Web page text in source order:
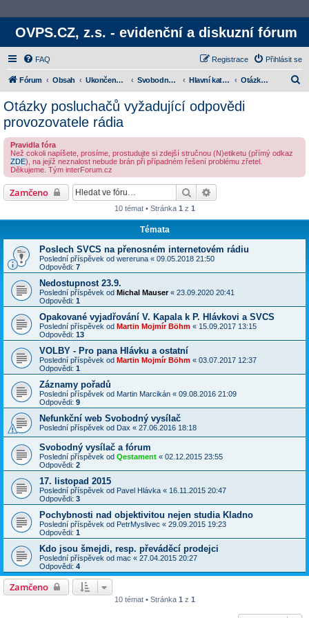
OVPS.CZ, z.s. - evidenční a diskuzní fórum
FAQ Přihlásit se
Registrace
Fórum Obsah Ukončené projekty Svobodný vysílač CS (SVCS) Hlavní kategorie Otázky posluchačů vyžadující odpovědi provozovatele rádia
Otázky posluchačů vyžadující odpovědi
provozovatele rádia
Pravidla fóra
Než cokoli napíšete, prosíme, prostudujte si zdejší stručnou (N)etiketu (přímý odkaz
ZDE), na jejíž neznalost nebude brán při případném řešení problému zřetel.
Děkujeme. Tým interForum.cz
Zamčeno Hledat
10 témat • Stránka 1 z 1
Témata
Poslech SVCS na přenosném internetovém rádiu
Poslední příspěvek od wereruna « 09.05.2018 21:50
Odpovědi: 7
Nedostupnost 23.9.
Poslední příspěvek od Michal Mauser« 23.09.2020 20:41
Odpovědi: 1
Opakované vyjadřování V. Kapala k P. Hlávkovi a SVCS
Poslední příspěvek od Martin Mojmír Böhm « 15.09.2017 13:15
Odpovědi: 13
VOLBY - Pro pana Hlávku a ostatní
Poslední příspěvek od Martin Mojmír Böhm « 03.07.2017 12:37
Odpovědi: 1
Záznamy pořadů
Poslední příspěvek od Martin Marcikán « 09.08.2016 21:09
Odpovědi: 9
Nefunkční web Svobodný vysílač
Poslední příspěvek od Dax « 27.06.2016 18:18
Svobodný vysílač a fórum
Poslední příspěvek od Qestament « 02.12.2015 23:55
Odpovědi: 2
17. listopad 2015
Poslední příspěvek od Pavel Hlávka « 16.11.2015 20:47
Odpovědi: 3
Pochybnosti nad objektivitou nejen studia Kladno
Poslední příspěvek od PetrMyslivec « 29.09.2015 19:23
Odpovědi: 1
Kdo jsou šmejdi, resp. převáděcí prodejci
Poslední příspěvek od mac « 27.04.2015 20:27
Odpovědi: 4
Zamčeno
10 témat • Stránka 1 z 1